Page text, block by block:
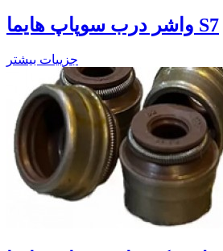
واشر درب سوپاپ هایما S7
جزییات بیشتر